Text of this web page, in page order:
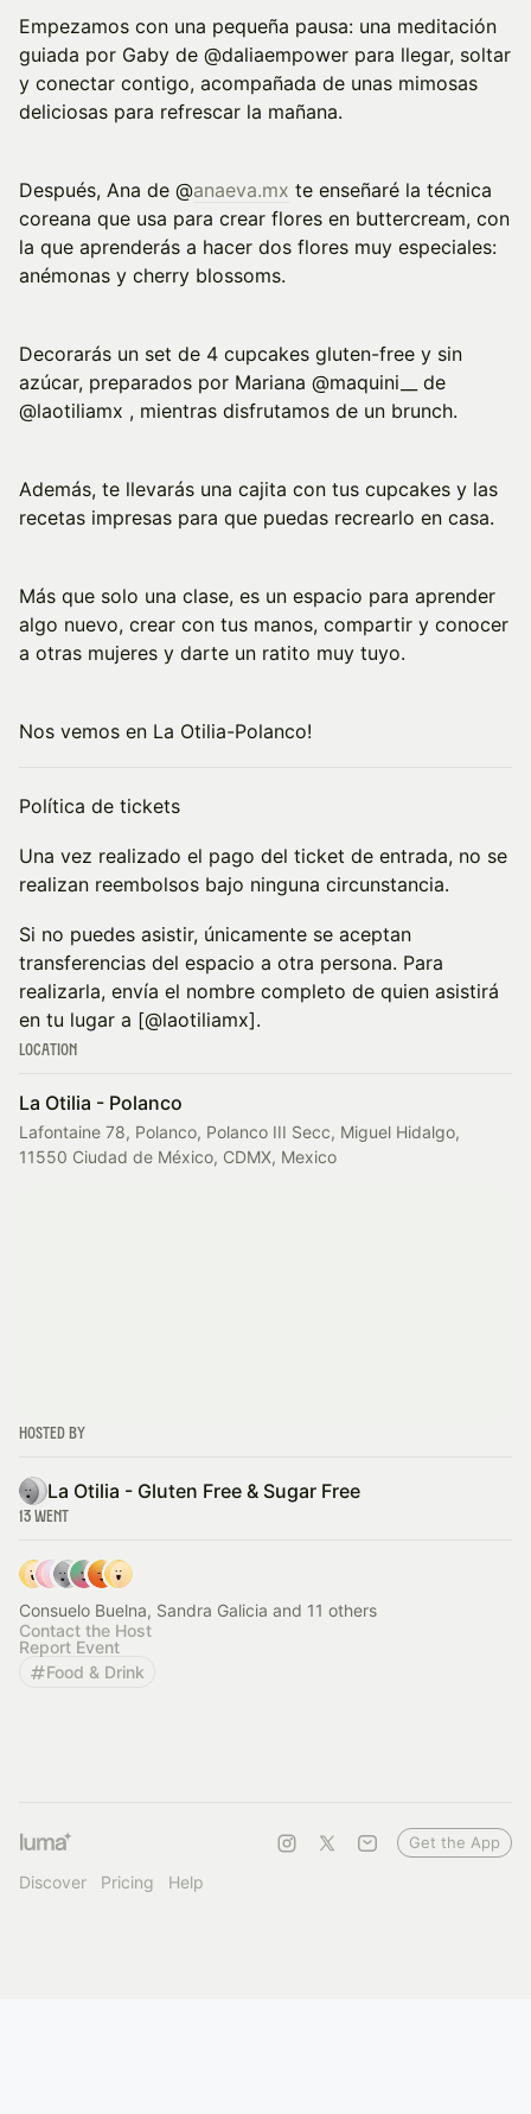
Empezamos con una pequeña pausa: una meditación
guiada por Gaby de @daliaempower para llegar, soltar
y conectar contigo, acompañada de unas mimosas
deliciosas para refrescar la mañana.
Después, Ana de @anaeva.mx te enseñaré la técnica
coreana que usa para crear flores en buttercream, con
la que aprenderás a hacer dos flores muy especiales:
anémonas y cherry blossoms.
Decorarás un set de 4 cupcakes gluten-free y sin
azúcar, preparados por Mariana @maquini__ de
@laotiliamx , mientras disfrutamos de un brunch.
Además, te llevarás una cajita con tus cupcakes y las
recetas impresas para que puedas recrearlo en casa.
Más que solo una clase, es un espacio para aprender
algo nuevo, crear con tus manos, compartir y conocer
a otras mujeres y darte un ratito muy tuyo.
Nos vemos en La Otilia-Polanco!
Política de tickets
Una vez realizado el pago del ticket de entrada, no se
realizan reembolsos bajo ninguna circunstancia.
Si no puedes asistir, únicamente se aceptan
transferencias del espacio a otra persona. Para
realizarla, envía el nombre completo de quien asistirá
en tu lugar a [@laotiliamx].
Location
La Otilia - Polanco
Lafontaine 78, Polanco, Polanco III Secc, Miguel Hidalgo,
11550 Ciudad de México, CDMX, Mexico
Hosted By
La Otilia - Gluten Free & Sugar Free
13 Went
Consuelo Buelna, Sandra Galicia and 11 others
Contact the Host
Report Event
Food & Drink
Discover Pricing Help
Get the App